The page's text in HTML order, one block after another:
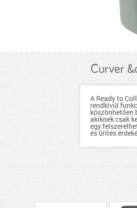
Curver
A Ready to
rendkívül
köszönhetően
akiknek csak
egy
és ürítés